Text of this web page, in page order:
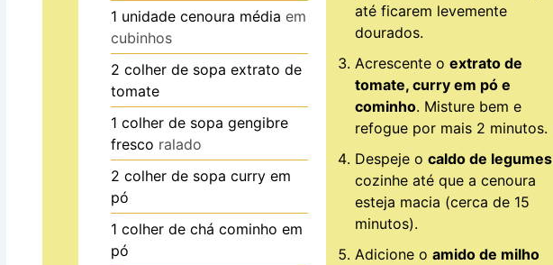
1 unidade cenoura média em
cubinhos
2 colher de sopa extrato de
tomate
1 colher de sopa gengibre
fresco ralado
2 colher de sopa curry em
pó
1 colher de chá cominho em
pó
até ficarem levemente
dourados.
Acrescente o extrato de
tomate, curry em pó e
cominho. Misture bem e
refogue por mais 2 minutos.
Despeje o caldo de legumes
cozinhe até que a cenoura
esteja macia (cerca de 15
minutos).
Adicione o amido de milho